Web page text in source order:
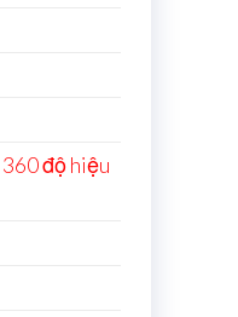
độ hiệu